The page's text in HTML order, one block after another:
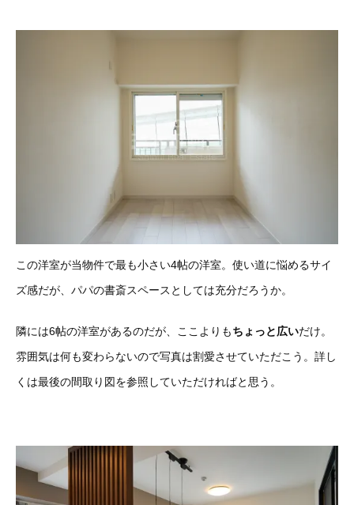
この洋室が当物件で最も小さい4帖の洋室。使い道に悩めるサイ
ズ感だが、パパの書斎スペースとしては充分だろうか。
隣には6帖の洋室があるのだが、ここよりもちょっと広いだけ。
雰囲気は何も変わらないので写真は割愛させていただこう。詳し
くは最後の間取り図を参照していただければと思う。